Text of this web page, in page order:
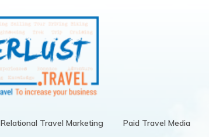
Relational Travel Marketing Paid Travel Media